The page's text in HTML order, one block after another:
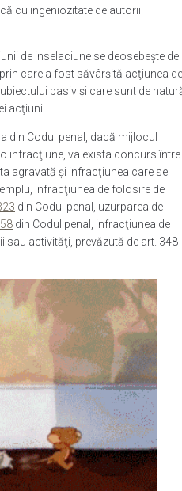
cu ingeniozitate de autorii
de inselaciune se deosebeşte de
care a fost săvârşită acţiunea de
pasiv şi care sunt de
acţiuni.
din Codul penal, dacă mijlocul
infracţiune, va exista concurs între
agravată şi infracţiunea care se
infracţiunea de folosire de
din Codul penal, uzurparea de
din Codul penal, infracţiunea de
sau activităţi, prevăzută de art. 348